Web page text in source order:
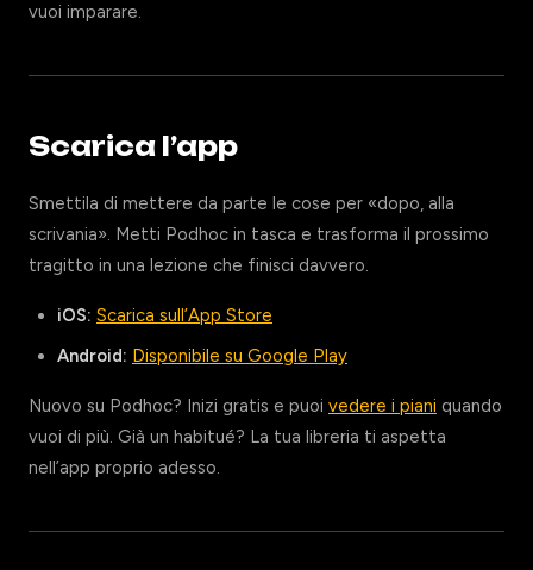
vuoi imparare.
Scarica l’app
Smettila di mettere da parte le cose per «dopo, alla
scrivania». Metti Podhoc in tasca e trasforma il prossimo
tragitto in una lezione che finisci davvero.
iOS: Scarica sull’App Store
Android: Disponibile su Google Play
Nuovo su Podhoc? Inizi gratis e puoi vedere i piani quando
vuoi di più. Già un habitué? La tua libreria ti aspetta
nell’app proprio adesso.